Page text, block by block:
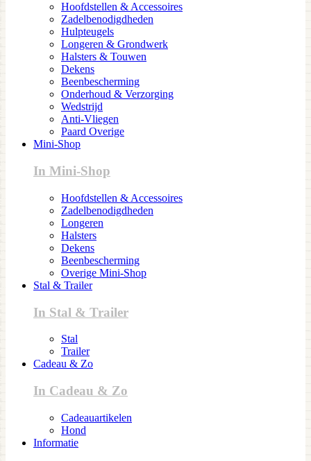
Hoofdstellen & Accessoires
Zadelbenodigdheden
Hulpteugels
Longeren & Grondwerk
Halsters & Touwen
Dekens
Beenbescherming
Onderhoud & Verzorging
Wedstrijd
Anti-Vliegen
Paard Overige
Mini-Shop
In Mini-Shop
Hoofdstellen & Accessoires
Zadelbenodigdheden
Longeren
Halsters
Dekens
Beenbescherming
Overige Mini-Shop
Stal & Trailer
In Stal & Trailer
Stal
Trailer
Cadeau & Zo
In Cadeau & Zo
Cadeauartikelen
Hond
Informatie